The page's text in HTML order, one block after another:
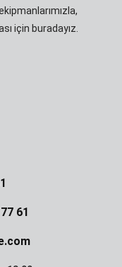
için buradayız.
61